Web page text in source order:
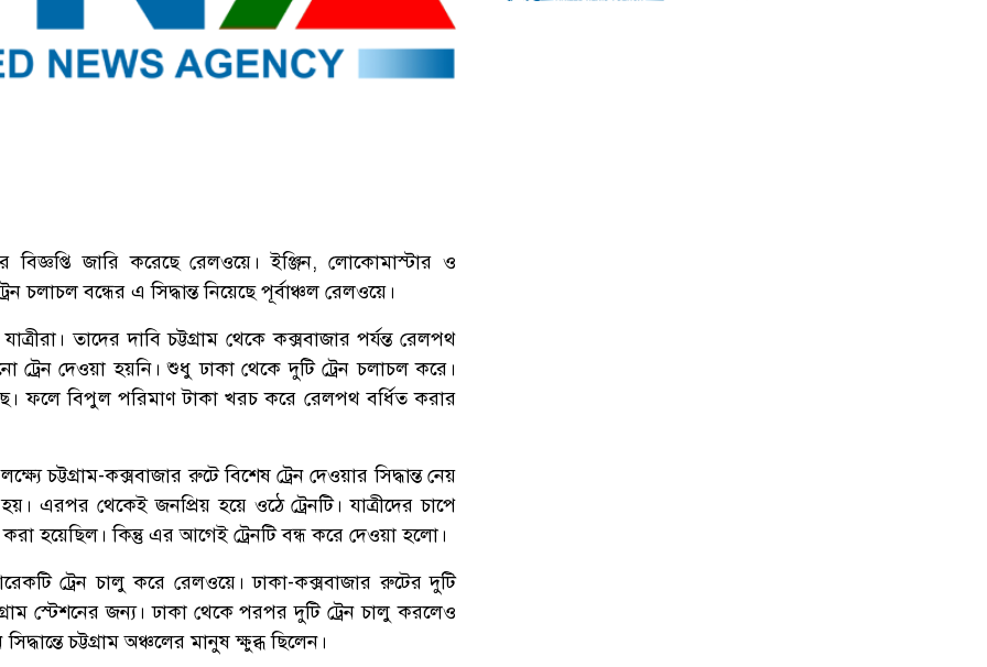
বিজ্ঞপ্তি জারি করেছে রেলওয়ে। ইঞ্জিন, লোকোমাস্টার ও
বন্ধের এ সিদ্ধান্ত নিয়েছে পূর্বাঞ্চল রেলওয়ে।
তাদের দাবি চট্টগ্রাম থেকে কক্সবাজার পর্যন্ত রেলপথ
ট্রেন দেওয়া হয়নি। শুধু ঢাকা থেকে দুটি ট্রেন চলাচল করে।
ফলে বিপুল পরিমাণ টাকা খরচ করে রেলপথ বর্ধিত করার
কক্সবাজার রুটে বিশেষ ট্রেন দেওয়ার সিদ্ধান্ত নেয়
এরপর থেকেই জনপ্রিয় হয়ে ওঠে ট্রেনটি। যাত্রীদের চাপে
হয়েছিল। কিন্তু এর আগেই ট্রেনটি বন্ধ করে দেওয়া হলো।
ট্রেন চালু করে রেলওয়ে। ঢাকা-কক্সবাজার রুটের দুটি
স্টেশনের জন্য। ঢাকা থেকে পরপর দুটি ট্রেন চালু করলেও
চট্টগ্রাম অঞ্চলের মানুষ ক্ষুব্ধ ছিলেন।